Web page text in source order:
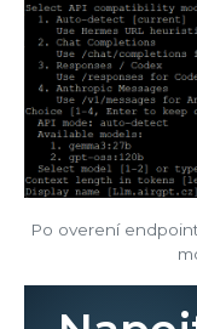
Po overení